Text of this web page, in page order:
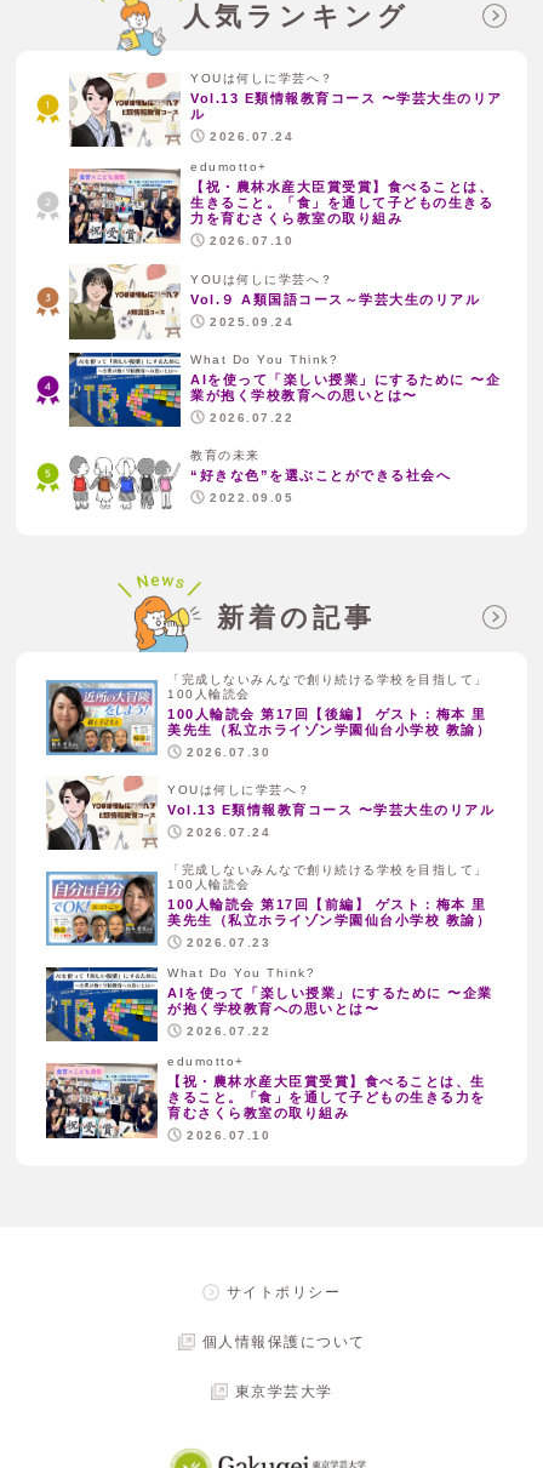
人気ランキング
YOUは何しに学芸へ？
Vol.13 E類情報教育コース 〜学芸大生のリア
ル
2026.07.24
edumotto+
【祝・農林水産大臣賞受賞】食べることは、
生きること。「食」を通して子どもの生きる
力を育むさくら教室の取り組み
2026.07.10
YOUは何しに学芸へ？
Vol.９ A類国語コース～学芸大生のリアル
2025.09.24
What Do You Think?
AIを使って「楽しい授業」にするために 〜企
業が抱く学校教育への思いとは〜
2026.07.22
教育の未来
“好きな色”を選ぶことができる社会へ
2022.09.05
新着の記事
「完成しないみんなで創り続ける学校を目指して」
100人輪読会
100人輪読会 第17回【後編】 ゲスト：梅本 里
美先生（私立ホライゾン学園仙台小学校 教諭）
2026.07.30
YOUは何しに学芸へ？
Vol.13 E類情報教育コース 〜学芸大生のリアル
2026.07.24
「完成しないみんなで創り続ける学校を目指して」
100人輪読会
100人輪読会 第17回【前編】 ゲスト：梅本 里
美先生（私立ホライゾン学園仙台小学校 教諭）
2026.07.23
What Do You Think?
AIを使って「楽しい授業」にするために 〜企業
が抱く学校教育への思いとは〜
2026.07.22
edumotto+
【祝・農林水産大臣賞受賞】食べることは、生
きること。「食」を通して子どもの生きる力を
育むさくら教室の取り組み
2026.07.10
サイトポリシー
個人情報保護について
東京学芸大学